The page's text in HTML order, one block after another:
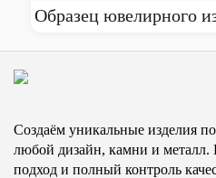
Образец ювелирного
Создаём уникальные изделия
любой дизайн, камни и
подход и полный контроль